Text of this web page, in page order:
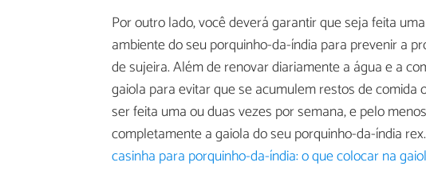
Por outro lado, você deverá garantir que seja feita uma
ambiente do seu porquinho-da-índia para prevenir a
de sujeira. Além de renovar diariamente a água e a
gaiola para evitar que se acumulem restos de
ser feita uma ou duas vezes por semana, e pelo
completamente a gaiola do seu porquinho-da-índia
casinha para porquinho-da-índia: o que colocar na